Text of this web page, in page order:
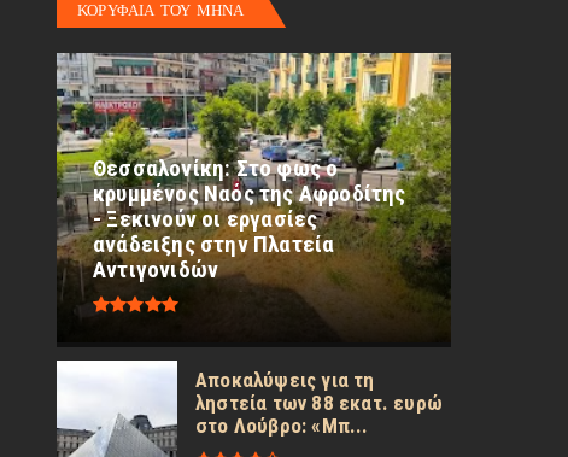
ΚΟΡΥΦΑΙΑ ΤΟΥ ΜΗΝΑ
Θεσσαλονίκη: Στο φως ο
κρυμμένος Ναός της Αφροδίτης
- Ξεκινούν οι εργασίες
ανάδειξης στην Πλατεία
Αντιγονιδών
Αποκαλύψεις για τη
ληστεία των 88 εκατ. ευρώ
στο Λούβρο: «Μπ...